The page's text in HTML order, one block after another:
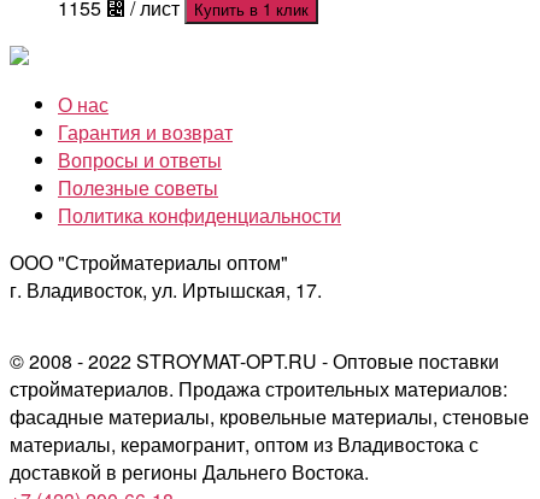
1155 ⃄ / лист Купить в 1 клик
О нас
Гарантия и возврат
Вопросы и ответы
Полезные советы
Политика конфиденциальности
ООО "Стройматериалы оптом"
г. Владивосток, ул. Иртышская, 17.
© 2008 - 2022 STROYMAT-OPT.RU - Оптовые поставки
стройматериалов. Продажа строительных материалов:
фасадные материалы, кровельные материалы, стеновые
материалы, керамогранит, оптом из Владивостока с
доставкой в регионы Дальнего Востока.